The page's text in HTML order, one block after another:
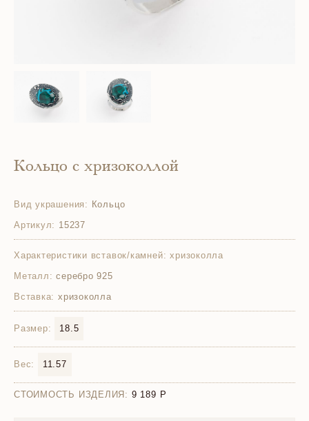
Кольцо с хризоколлой
Вид украшения: Кольцо
Артикул: 15237
Характеристики вставок/камней: хризоколла
Металл: серебро 925
Вставка: хризоколла
Размер: 18.5
Вес: 11.57
СТОИМОСТЬ ИЗДЕЛИЯ: 9 189